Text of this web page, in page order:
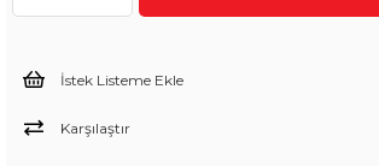
İstek Listeme Ekle
Karşılaştır